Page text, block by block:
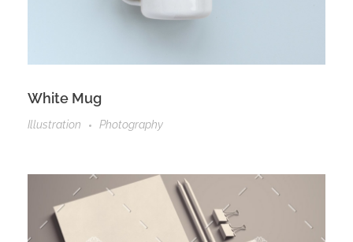
White Mug
Illustration Photography